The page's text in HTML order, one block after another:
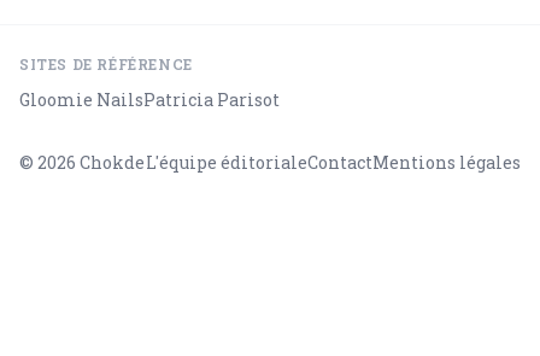
SITES DE RÉFÉRENCE
Gloomie NailsPatricia Parisot
© 2026 ChokdeL'équipe éditorialeContactMentions légales